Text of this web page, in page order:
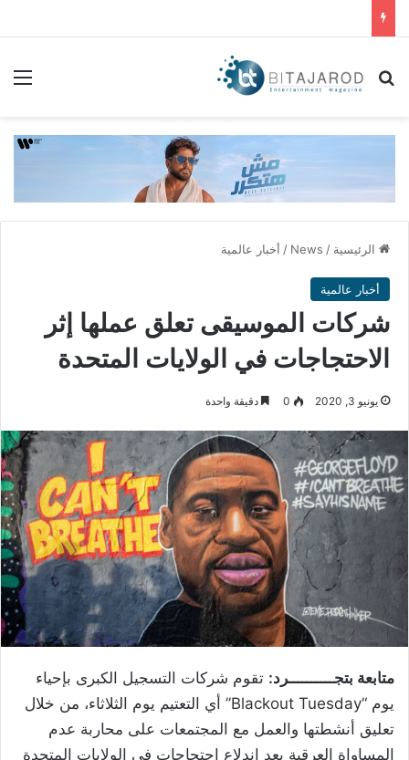
بحث عن
الرئيسية /
News
/ أخبار عالمية
أخبار عالمية
شركات الموسيقى تعلق عملها إثر
الاحتجاجات في الولايات المتحدة
يونيو 3, 2020 0 دقيقة واحدة
متابعة بتجــــــــــرد: تقوم شركات التسجيل الكبرى بإحياء
يوم “Blackout Tuesday” أي التعتيم يوم الثلاثاء، من خلال
تعليق أنشطتها والعمل مع المجتمعات على محاربة عدم
المساواة العرقية بعد اندلاع احتجاجات في الولايات المتحدة